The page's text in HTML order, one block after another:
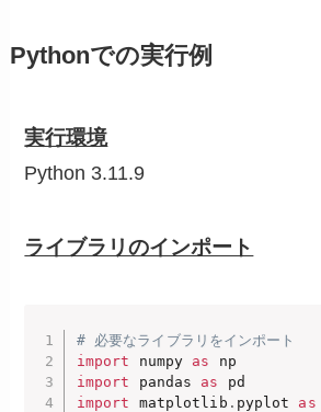
Pythonでの実行例
実行環境
Python 3.11.9
ライブラリのインポート
# 必要なライブラリをインポート
import numpy as
import pandas as
import matplotlib . pyplot as